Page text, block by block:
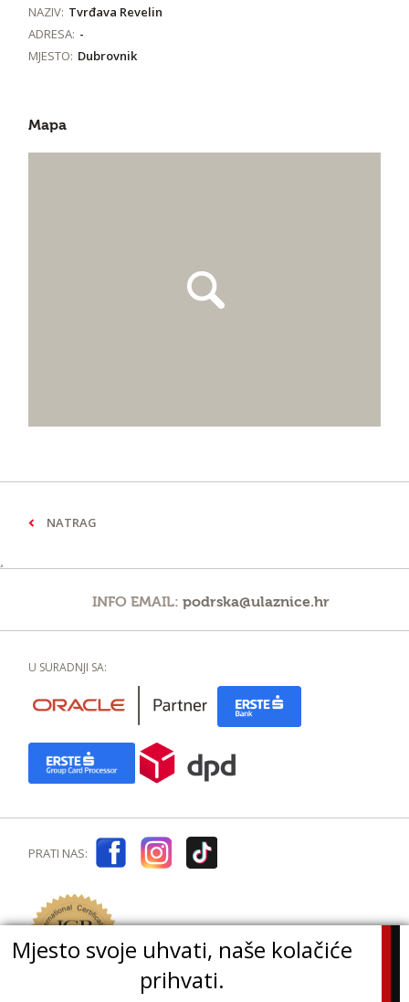
NAZIV: Tvrđava Revelin
ADRESA: -
MJESTO: Dubrovnik
Mapa
NATRAG
INFO EMAIL:podrska@ulaznice.hr
U SURADNJI SA:
PRATI NAS:
Mjesto svoje uhvati, naše kolačiće
prihvati.